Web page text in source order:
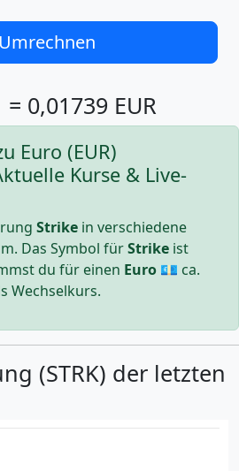
= 0,01739 EUR
Euro (EUR)
Kurse & Live-
Strike in verschiedene
Das Symbol fürStrike ist
du für einen Euro 💶 ca.
Wechselkurs.
(STRK) der letzten